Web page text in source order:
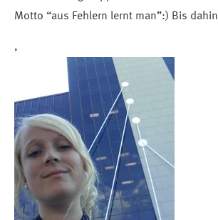
Motto “aus Fehlern lernt man”:) Bis dahin
,